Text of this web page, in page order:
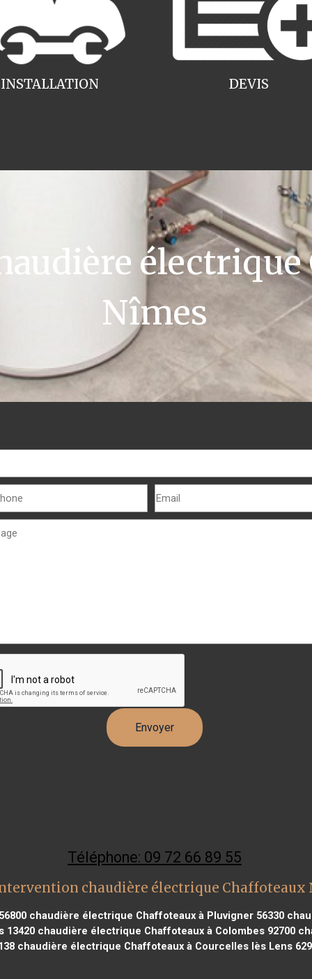
INSTALLATION DEVIS
Nîmes
Téléphone: 09 72 66 89 55
chaudière électrique Chaffoteaux
chaudière électrique Chaffoteaux à Pluvigner 56330
13420 chaudière électrique Chaffoteaux à Colombes 92700
chaudière électrique Chaffoteaux à Courcelles lès Lens